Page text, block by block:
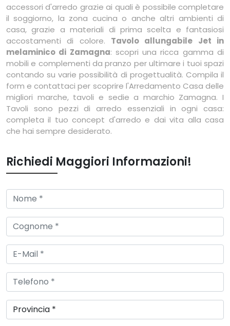
accessori d'arredo grazie ai quali è possibile completare
il soggiorno, la zona cucina o anche altri ambienti di
casa, grazie a materiali di prima scelta e fantasiosi
accostamenti di colore. Tavolo allungabile Jet in
melaminico di Zamagna: scopri una ricca gamma di
mobili e complementi da pranzo per ultimare i tuoi spazi
contando su varie possibilità di progettualità. Compila il
form e contattaci per scoprire l'Arredamento Casa delle
migliori marche, tavoli e sedie a marchio Zamagna. I
Tavoli sono pezzi di arredo essenziali in ogni casa:
completa il tuo concept d'arredo e dai vita alla casa
che hai sempre desiderato.
Richiedi Maggiori Informazioni!